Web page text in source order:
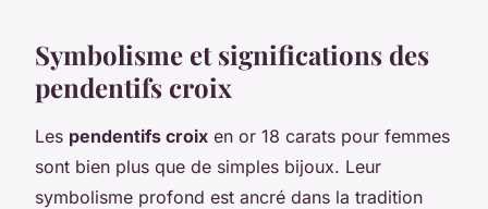
Symbolisme et significations des
pendentifs croix
Les pendentifs croix en or 18 carats pour femmes
sont bien plus que de simples bijoux. Leur
symbolisme profond est ancré dans la tradition